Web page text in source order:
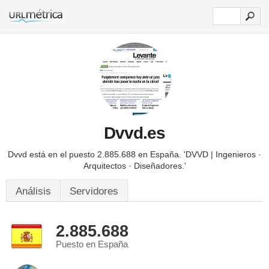
Dvvd.es
Dvvd está en el puesto 2.885.688 en España. 'DVVD | Ingenieros ·
Arquitectos · Diseñadores.'
Análisis Servidores
2.885.688
Puesto en España